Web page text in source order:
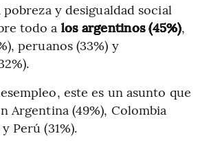
y desigualdad social
todo a los argentinos (45%),
peruanos (33%) y
este es un asunto que
Argentina (49%), Colombia
Perú (31%).